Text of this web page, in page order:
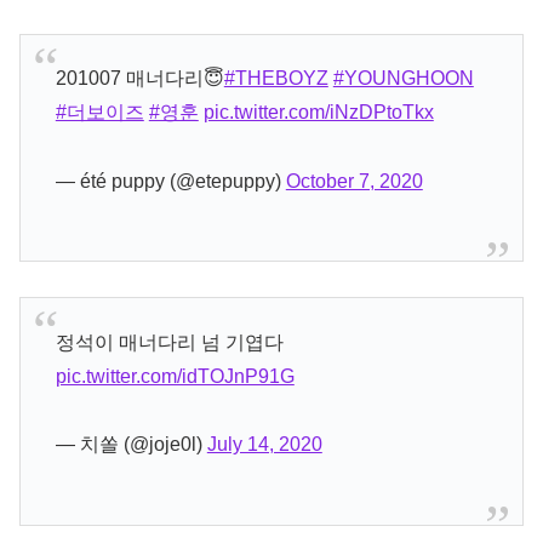
201007 매너다리😇#THEBOYZ #YOUNGHOON
#더보이즈 #영훈 pic.twitter.com/iNzDPtoTkx
— été puppy (@etepuppy) October 7, 2020
정석이 매너다리 넘 기엽다
pic.twitter.com/idTOJnP91G
— 치쏠 (@joje0l) July 14, 2020